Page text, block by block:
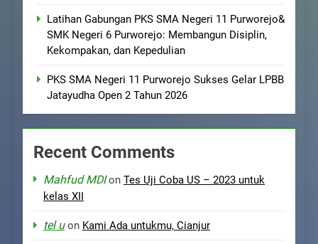
Latihan Gabungan PKS SMA Negeri 11 Purworejo&
SMK Negeri 6 Purworejo: Membangun Disiplin,
Kekompakan, dan Kepedulian
PKS SMA Negeri 11 Purworejo Sukses Gelar LPBB
Jatayudha Open 2 Tahun 2026
Recent Comments
Mahfud MDIon Tes Uji Coba US – 2023 untuk
kelas XII
tel uon Kami Ada untukmu, Cianjur